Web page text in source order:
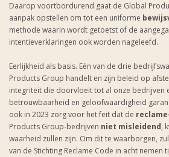
Daarop voortbordurend gaat de Global
aanpak opstellen om tot een uniforme
methode waarin wordt getoetst of de
intentieverklaringen ook worden nageleefd.
Eerlijkheid als basis. Eén van de drie
Products Group handelt en zijn beleid op
integriteit die doorvloeit tot al onze bedrijven
betrouwbaarheid en geloofwaardigheid
ook in 2023 zorg voor het feit dat de
Products Group-bedrijven niet misleidend,
waarheid zullen zijn. Om dit te waarborgen,
van de Stichting Reclame Code in acht nemen